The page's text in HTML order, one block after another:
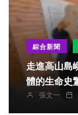
綜合新聞
走進高山島嶼
體的生命史
張文一